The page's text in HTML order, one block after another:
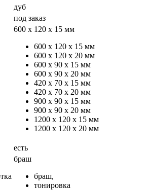
дуб
под заказ
600 х 120 х 15 мм
600 х 120 х 15 мм
600 х 120 х 20 мм
600 х 90 х 15 мм
600 х 90 х 20 мм
420 х 70 х 15 мм
420 х 70 х 20 мм
900 х 90 х 15 мм
900 х 90 х 20 мм
1200 х 120 х 15 мм
1200 х 120 х 20 мм
есть
браш
браш,
тонировка